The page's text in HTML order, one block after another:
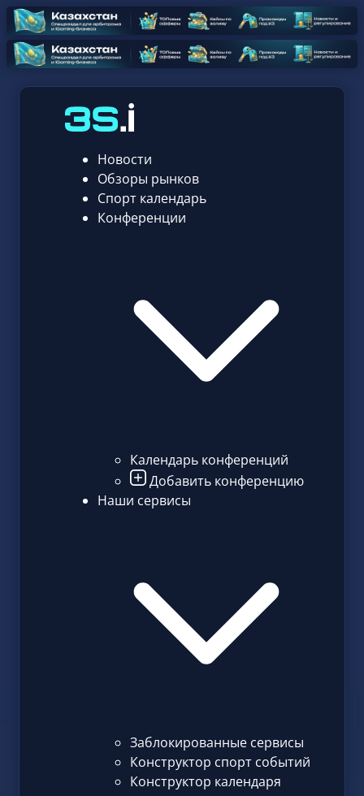
Новости
Обзоры рынков
Спорт календарь
Конференции
Календарь конференций
Добавить конференцию
Наши сервисы
Заблокированные сервисы
Конструктор спорт событий
Конструктор календаря